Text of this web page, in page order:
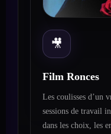
🎥
Film Ronces
Les coulisses d’un
sessions de travail
dans les choix, les